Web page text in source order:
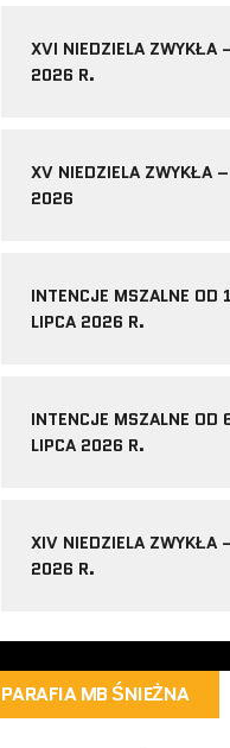
XVI NIEDZIELA ZWYKŁA
2026 R.
XV NIEDZIELA ZWYKŁA
2026
INTENCJE MSZALNE OD
LIPCA 2026 R.
INTENCJE MSZALNE OD
LIPCA 2026 R.
XIV NIEDZIELA ZWYKŁA
2026 R.
PARAFIA MB ŚNIEŻNA